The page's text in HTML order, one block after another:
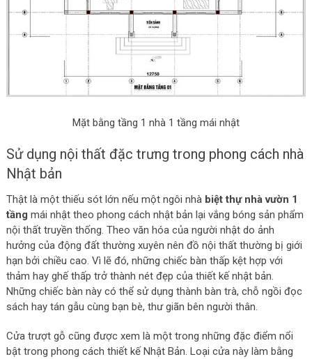
Mặt bằng tầng 1 nhà 1 tầng mái nhật
Sử dụng nội thất đặc trưng trong phong cách nhà
Nhật bản
Thật là một thiếu sót lớn nếu một ngôi nhàbiệt thự nhà vườn 1
tầng mái nhật theo phong cách nhật bản lại vắng bóng sản phẩm
nội thất truyền thống. Theo văn hóa của người nhật do ảnh
hưởng của động đất thường xuyên nên đồ nội thất thường bị giới
hạn bởi chiều cao. Vì lẽ đó, những chiếc bàn thấp kệt hợp với
thảm hay ghế thấp trở thành nét đẹp của thiết kế nhật bản.
Những chiếc bàn này có thể sử dụng thành bàn trà, chỗ ngồi đọc
sách hay tán gẫu cùng bạn bè, thư giãn bên người thân.
Cửa trượt gỗ cũng được xem là một trong những đặc điểm nổi
bật trong phong cách thiết kế Nhật Bản. Loại cửa này làm bằng